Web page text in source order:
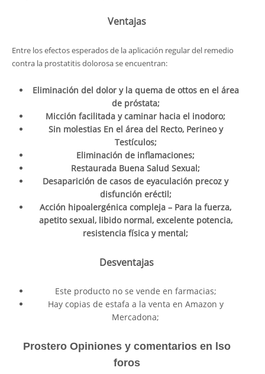
Ventajas
Entre los efectos esperados de la aplicación regular del remedio
contra la prostatitis dolorosa se encuentran:
Eliminación del dolor y la quema de ottos en el área
de próstata;
Micción facilitada y caminar hacia el inodoro;
Sin molestias En el área del Recto, Perineo y
Testículos;
Eliminación de inflamaciones;
Restaurada Buena Salud Sexual;
Desaparición de casos de eyaculación precoz y
disfunción eréctil;
Acción hipoalergénica compleja – Para la fuerza,
apetito sexual, libido normal, excelente potencia,
resistencia física y mental;
Desventajas
Este producto no se vende en farmacias;
Hay copias de estafa a la venta en Amazon y
Mercadona;
Prostero Opiniones y comentarios en lso
foros